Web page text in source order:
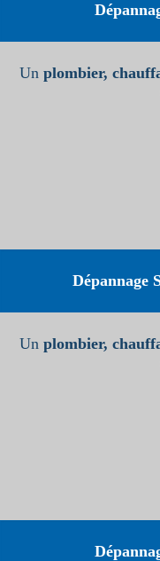
Un plombier,
Dépannage
Un plombier,